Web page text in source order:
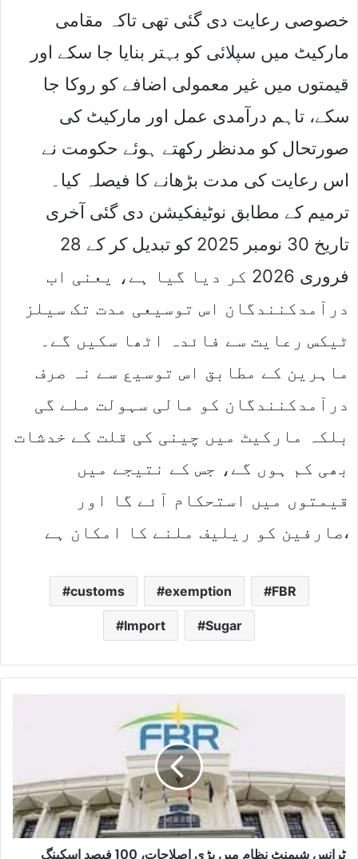
خصوصی رعایت دی گئی تھی تاکہ مقامی
مارکیٹ میں سپلائی کو بہتر بنایا جا سکے اور
قیمتوں میں غیر معمولی اضافے کو روکا جا
سکے، تاہم درآمدی عمل اور مارکیٹ کی
صورتحال کو مدنظر رکھتے ہوئے حکومت نے
اس رعایت کی مدت بڑھانے کا فیصلہ کیا۔
ترمیم کے مطابق نوٹیفکیشن دی گئی آخری
تاریخ 30 نومبر 2025 کو تبدیل کر کے 28
فروری 2026 کر دیا گیا ہے، یعنی اب
درآمدکنندگان اس توسیعی مدت تک سیلز
ٹیکس رعایت سے فائدہ اٹھا سکیں گے۔
ماہرین کے مطابق اس توسیع سے نہ صرف
درآمدکنندگان کو مالی سہولت ملے گی
بلکہ مارکیٹ میں چینی کی قلت کے خدشات
بھی کم ہوں گے، جس کے نتیجے میں
قیمتوں میں استحکام آئے گا اور
صارفین کو ریلیف ملنے کا امکان ہے،
customs exemption FBR
Import Sugar
ٹرانس شپمنٹ نظام میں بڑی اصلاحات، 100 فیصد اسکینگ